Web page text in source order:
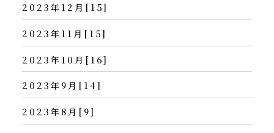
2023年12月[15]
2023年11月[15]
2023年10月[16]
2023年9月[14]
2023年8月[9]